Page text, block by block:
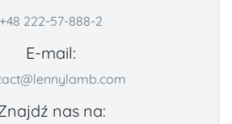
+48 222-57-888-2
E-mail:
nas na: